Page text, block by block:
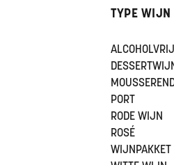
TYPE WIJN
ALCOHOLVRIJ
PORT
RODE WIJN
ROSÉ
WIJNPAKKET